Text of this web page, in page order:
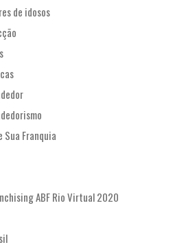
de idosos
Sua Franquia
ABF Rio Virtual 2020